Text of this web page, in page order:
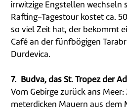
irrwitzige Engstellen wechseln
Rafting-Tagestour kostet ca.
so viel Zeit hat, der bekommt
Café an der fünfbögigen
Durdevica.
7. Budva, das St. Tropez der
Vom Gebirge zurück ans Meer:
meterdicken Mauern aus